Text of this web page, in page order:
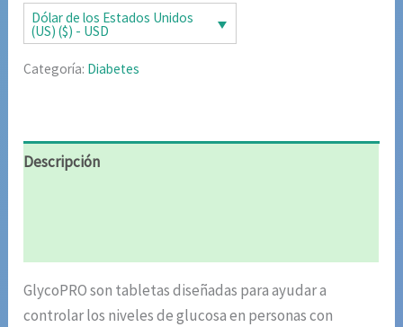
era:
$78.00.
es:
Dólar de los Estados Unidos
(US) ($) - USD
Categoría: Diabetes
Descripción
GlycoPRO son tabletas diseñadas para ayudar a
controlar los niveles de glucosa en personas con